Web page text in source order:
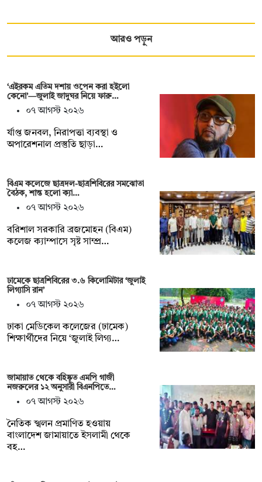
আরও পড়ুন
‘এইরকম এতিম দশায় ওপেন করা হইলো
কেনো’—জুলাই জাদুঘর নিয়ে ফারু…
০৭ আগস্ট ২০২৬
র্যাপ্ত জনবল, নিরাপত্তা ব্যবস্থা ও
অপারেশনাল প্রস্তুতি ছাড়া…
বিএম কলেজে ছাত্রদল-ছাত্রশিবিরের সমঝোতা
বৈঠক, শান্ত হলো ক্যা…
০৭ আগস্ট ২০২৬
বরিশাল সরকারি ব্রজমোহন (বিএম)
কলেজ ক্যাম্পাসে সৃষ্ট সাম্প্র…
ঢামেকে ছাত্রশিবিরের ৩.৬ কিলোমিটার ‘জুলাই
লিগ্যাসি রান’
০৭ আগস্ট ২০২৬
ঢাকা মেডিকেল কলেজের (ঢামেক)
শিক্ষার্থীদের নিয়ে ‘জুলাই লিগ্য…
জামায়াত থেকে বহিষ্কৃত এমপি গাজী
নজরুলের ১২ অনুসারী বিএনপিতে…
০৭ আগস্ট ২০২৬
নৈতিক স্খলন প্রমাণিত হওয়ায়
বাংলাদেশ জামায়াতে ইসলামী থেকে
বহ…